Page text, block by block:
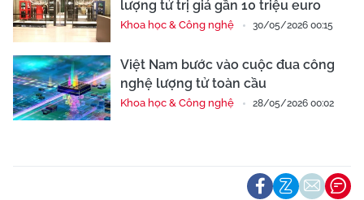
lượng tử trị giá gần 10 triệu euro
Khoa học & Công nghệ 30/05/2026 00:15
Việt Nam bước vào cuộc đua công
nghệ lượng tử toàn cầu
Khoa học & Công nghệ 28/05/2026 00:02